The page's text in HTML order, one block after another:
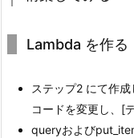
Lambda を作る
ステップ2 にて作
コードを変更し、[
queryおよび